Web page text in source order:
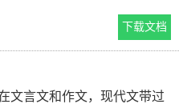
下载文档
文言文和作文，现代文带过